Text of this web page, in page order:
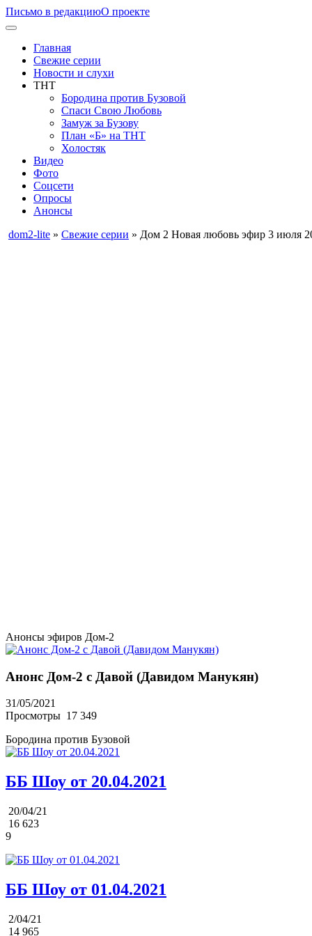
Письмо в редакциюО проекте
Главная
Свежие серии
Новости и слухи
ТНТ
Бородина против Бузовой
Спаси Свою Любовь
Замуж за Бузову
План «Б» на ТНТ
Холостяк
Видео
Фото
Соцсети
Опросы
Анонсы
dom2-lite » Свежие серии » Дом 2 Новая любовь эфир 3 июля
Анонсы эфиров Дом-2
Анонс Дом-2 с Давой (Давидом Манукян)
31/05/2021
Просмотры 17 349
Бородина против Бузовой
ББ Шоу от 20.04.2021
20/04/21
16 623
9
ББ Шоу от 01.04.2021
2/04/21
14 965